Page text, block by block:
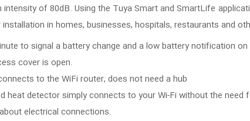
intensity of 80dB. Using the Tuya Smart and SmartLife
in homes, businesses, hospitals, restaurants and
to signal a battery change and a low battery notification
cover is open.
to the WiFi router, does not need a hub
heat detector simply connects to your Wi-Fi without the need
electrical connections.